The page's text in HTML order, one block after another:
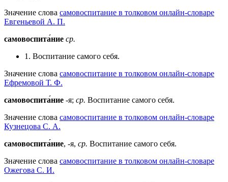
Значение слова самовоспитание в толковом онлайн-словаре
Евгеньевой А. П.
самовоспита́ние ср.
1. Воспитание самого себя.
Значение слова самовоспитание в толковом онлайн-словаре
Ефремовой Т. Ф.
самовоспита́ние -я; ср. Воспитание самого себя.
Значение слова самовоспитание в толковом онлайн-словаре
Кузнецова С. А.
самовоспита́ние, -я, ср. Воспитание самого себя.
Значение слова самовоспитание в толковом онлайн-словаре
Ожегова C. И.